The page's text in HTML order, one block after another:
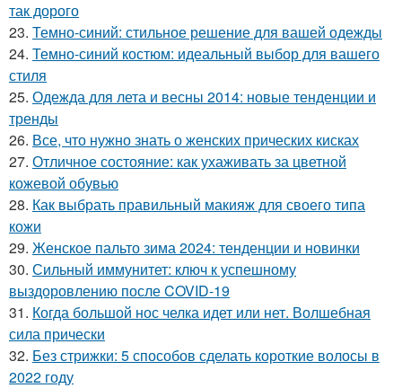
так дорого
23. Темно-синий: стильное решение для вашей одежды
24. Темно-синий костюм: идеальный выбор для вашего
стиля
25. Одежда для лета и весны 2014: новые тенденции и
тренды
26. Все, что нужно знать о женских прических кисках
27. Отличное состояние: как ухаживать за цветной
кожевой обувью
28. Как выбрать правильный макияж для своего типа
кожи
29. Женское пальто зима 2024: тенденции и новинки
30. Сильный иммунитет: ключ к успешному
выздоровлению после COVID-19
31. Когда большой нос челка идет или нет. Волшебная
сила прически
32. Без стрижки: 5 способов сделать короткие волосы в
2022 году